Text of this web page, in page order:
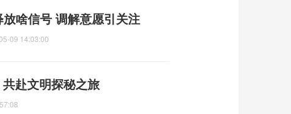
啥信号 调解意愿引关注
09 14:03:00
赴文明探秘之旅